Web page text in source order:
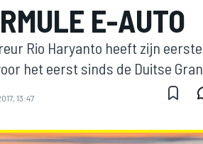
E-AUTO
Rio Haryanto heeft zijn
het eerst sinds de Duitse
13:47